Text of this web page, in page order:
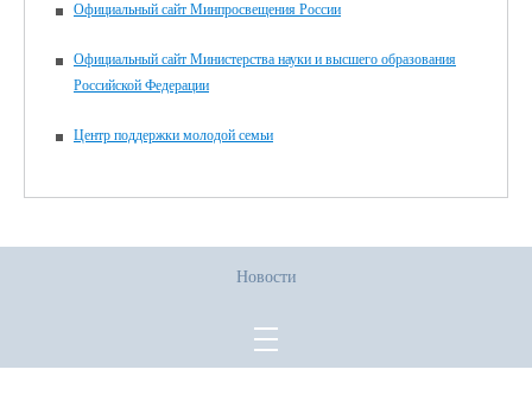
Официальный сайт Минпросвещения России
Официальный сайт Министерства науки и высшего образования
Российской Федерации
Центр поддержки молодой семьи
Новости